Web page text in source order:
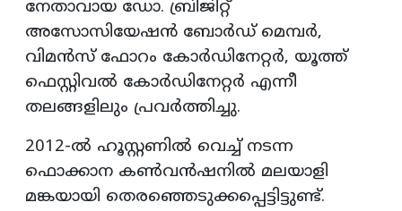
നേതാവായ ഡോ. ബ്രിജിറ്റ്
അസോസിയേഷന്‍ ബോര്‍ഡ് മെമ്പര്‍,
വിമന്‍സ് ഫോറം കോര്‍ഡിനേറ്റര്‍, യൂത്ത്
ഫെസ്റ്റിവല്‍ കോര്‍ഡിനേറ്റര്‍ എന്നീ
തലങ്ങളിലും പ്രവര്‍ത്തിച്ചു.
2012-ല്‍ ഹൂസ്റ്റണില്‍ വെച്ച് നടന്ന
ഫൊക്കാന കണ്‍വന്‍ഷനില്‍ മലയാളി
മങ്കയായി തെരഞ്ഞെടുക്കപ്പെട്ടിട്ടുണ്ട്.